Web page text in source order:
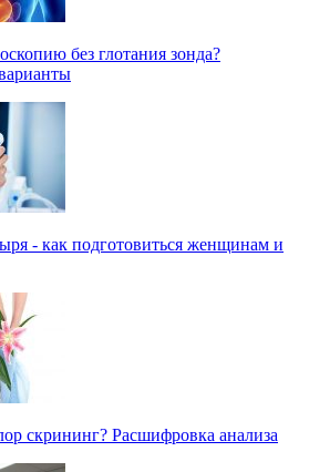
без глотания зонда?
- как подготовиться женщинам и
скрининг? Расшифровка анализа